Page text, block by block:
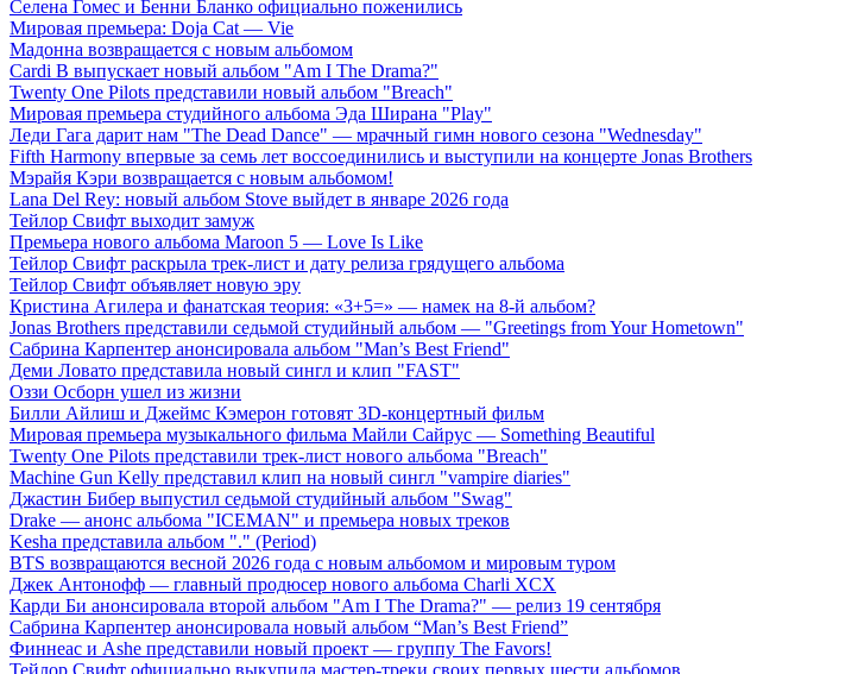
Селена Гомес и Бенни Бланко официально поженились
Мировая премьера: Doja Cat — Vie
Мадонна возвращается с новым альбомом
Cardi B выпускает новый альбом "Am I The Drama?"
Twenty One Pilots представили новый альбом "Breach"
Мировая премьера студийного альбома Эда Ширана "Play"
Леди Гага дарит нам "The Dead Dance" — мрачный гимн нового сезона "Wednesday"
Fifth Harmony впервые за семь лет воссоединились и выступили на концерте Jonas Brothers
Мэрайя Кэри возвращается с новым альбомом!
Lana Del Rey: новый альбом Stove выйдет в январе 2026 года
Тейлор Свифт выходит замуж
Премьера нового альбома Maroon 5 — Love Is Like
Тейлор Свифт раскрыла трек-лист и дату релиза грядущего альбома
Тейлор Свифт объявляет новую эру
Кристина Агилера и фанатская теория: «3+5=» — намек на 8-й альбом?
Jonas Brothers представили седьмой студийный альбом — "Greetings from Your Hometown"
Сабрина Карпентер анонсировала альбом "Man’s Best Friend"
Деми Ловато представила новый сингл и клип "FAST"
Оззи Осборн ушел из жизни
Билли Айлиш и Джеймс Кэмерон готовят 3D-концертный фильм
Мировая премьера музыкального фильма Майли Сайрус — Something Beautiful
Twenty One Pilots представили трек-лист нового альбома "Breach"
Machine Gun Kelly представил клип на новый сингл "vampire diaries"
Джастин Бибер выпустил седьмой студийный альбом "Swag"
Drake — анонс альбома "ICEMAN" и премьера новых треков
Kesha представила альбом "." (Period)
BTS возвращаются весной 2026 года с новым альбомом и мировым туром
Джек Антонофф — главный продюсер нового альбома Charli XCX
Карди Би анонсировала второй альбом "Am I The Drama?" — релиз 19 сентября
Сабрина Карпентер анонсировала новый альбом “Man’s Best Friend”
Финнеас и Ashe представили новый проект — группу The Favors!
Тейлор Свифт официально выкупила мастер-треки своих первых шести альбомов